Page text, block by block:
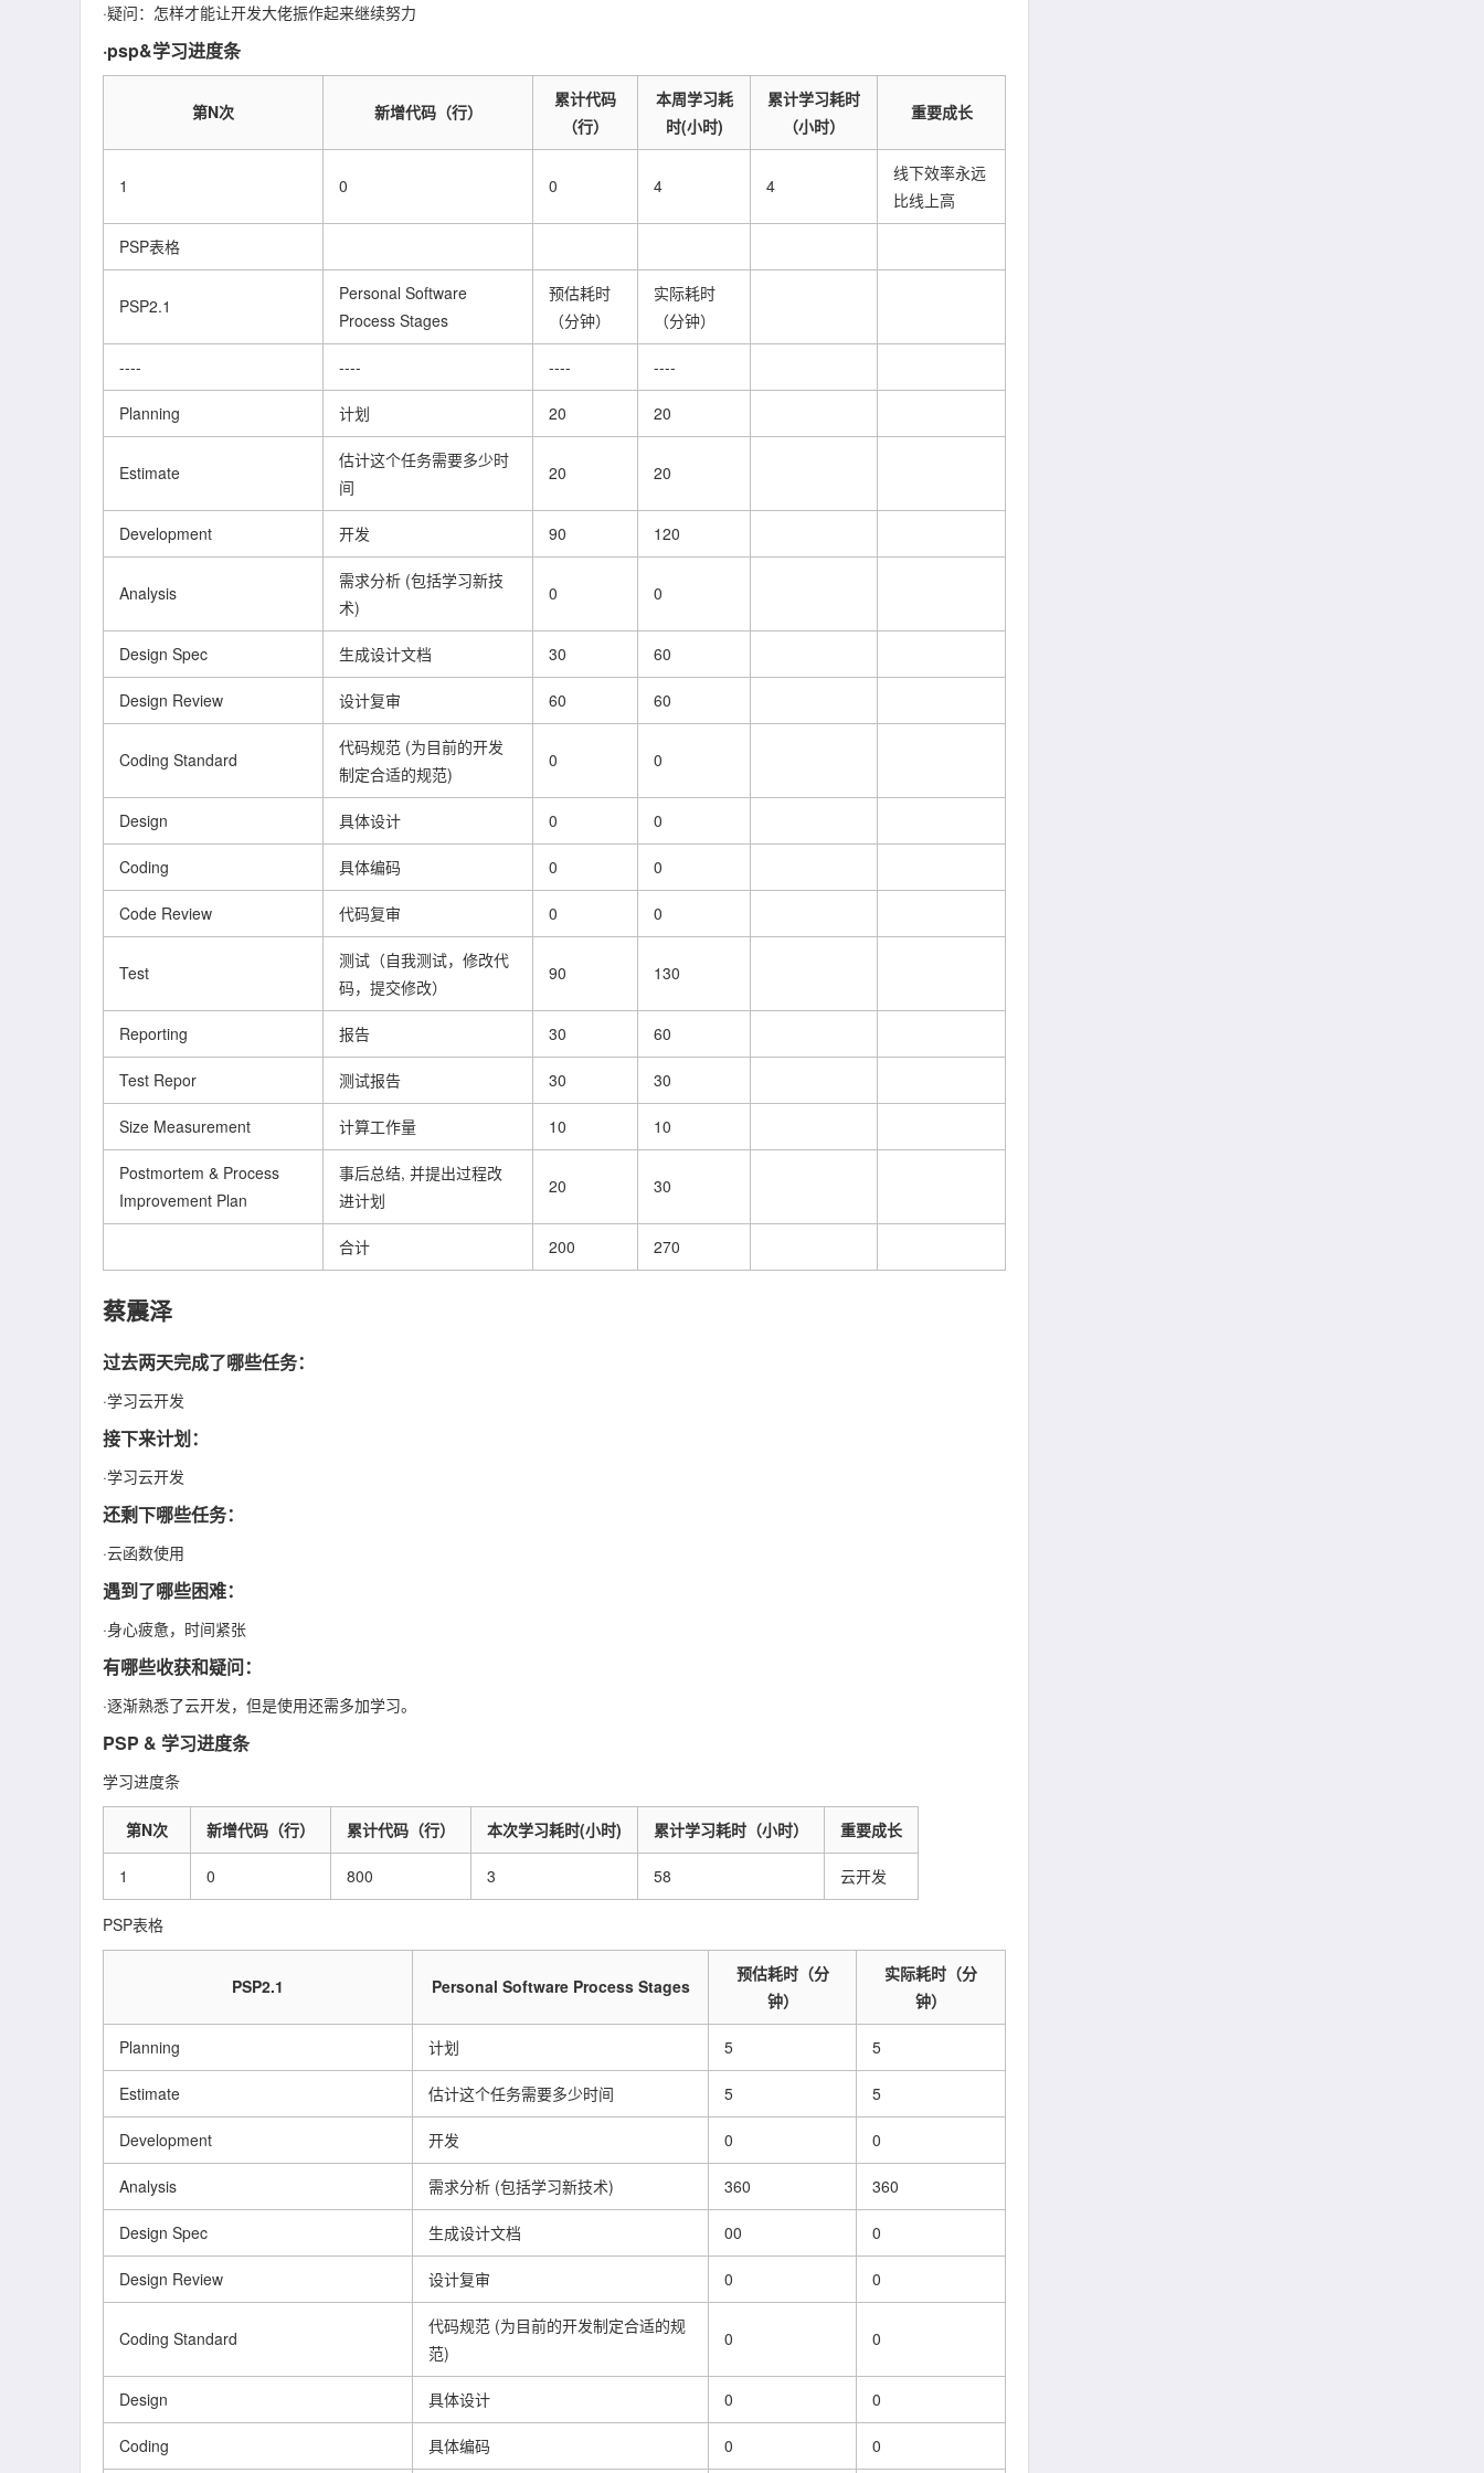
·疑问：怎样才能让开发大佬振作起来继续努力
·psp&学习进度条
第N次 新增代码（行）
累计代码
（行）
本周学习耗
时(小时)
累计学习耗时
（小时）
重要成长
1 0 0 4 4
线下效率永远
比线上高
PSP表格
PSP2.1
Personal Software
Process Stages
预估耗时
（分钟）
实际耗时
（分钟）
---- ---- ---- ----
Planning 计划 20 20
Estimate
估计这个任务需要多少时
间
20 20
Development 开发 90 120
Analysis
需求分析 (包括学习新技
术)
0 0
Design Spec 生成设计文档 30 60
Design Review 设计复审 60 60
Coding Standard
代码规范 (为目前的开发
制定合适的规范)
0 0
Design 具体设计 0 0
Coding 具体编码 0 0
Code Review 代码复审 0 0
Test
测试（自我测试，修改代
码，提交修改）
90 130
Reporting 报告 30 60
Test Repor 测试报告 30 30
Size Measurement 计算工作量 10 10
Postmortem & Process
Improvement Plan
事后总结, 并提出过程改
进计划
20 30
合计 200 270
蔡震泽
过去两天完成了哪些任务：
·学习云开发
接下来计划：
·学习云开发
还剩下哪些任务：
·云函数使用
遇到了哪些困难：
·身心疲惫，时间紧张
有哪些收获和疑问：
·逐渐熟悉了云开发，但是使用还需多加学习。
PSP & 学习进度条
学习进度条
第N次 新增代码（行） 累计代码（行） 本次学习耗时(小时) 累计学习耗时（小时） 重要成长
1 0 800 3 58 云开发
PSP表格
PSP2.1 Personal Software Process Stages
预估耗时（分
钟）
实际耗时（分
钟）
Planning 计划 5 5
Estimate 估计这个任务需要多少时间 5 5
Development 开发 0 0
Analysis 需求分析 (包括学习新技术) 360 360
Design Spec 生成设计文档 00 0
Design Review 设计复审 0 0
Coding Standard
代码规范 (为目前的开发制定合适的规
范)
0 0
Design 具体设计 0 0
Coding 具体编码 0 0